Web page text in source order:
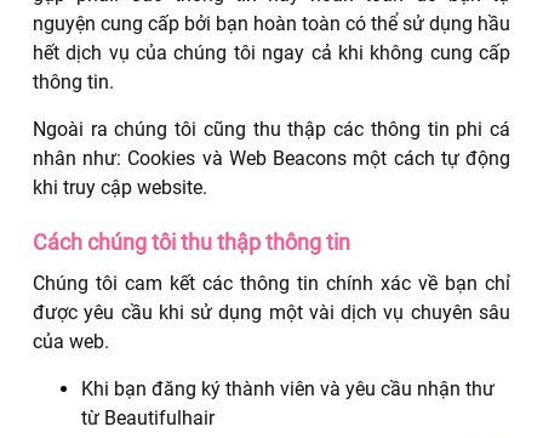
nguyện cung cấp bởi bạn hoàn toàn có thể sử dụng hầu
hết dịch vụ của chúng tôi ngay cả khi không cung cấp
thông tin.
Ngoài ra chúng tôi cũng thu thập các thông tin phi cá
nhân như: Cookies và Web Beacons một cách tự động
khi truy cập website.
Cách chúng tôi thu thập thông tin
Chúng tôi cam kết các thông tin chính xác về bạn chỉ
được yêu cầu khi sử dụng một vài dịch vụ chuyên sâu
của web.
Khi bạn đăng ký thành viên và yêu cầu nhận thư
từ Beautifulhair